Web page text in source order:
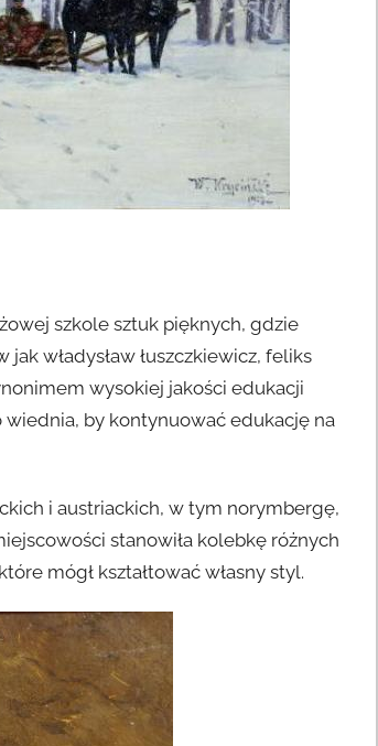
szkole sztuk pięknych, gdzie
władysław łuszczkiewicz, feliks
wysokiej jakości edukacji
by kontynuować edukację na
i austriackich, w tym norymbergę,
stanowiła kolebkę różnych
mógł kształtować własny styl.